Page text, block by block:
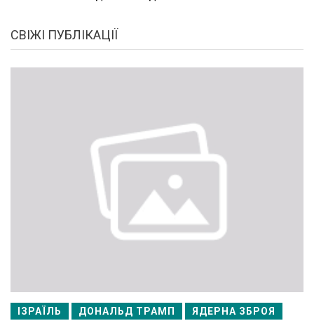
СВІЖІ ПУБЛІКАЦІЇ
ІЗРАЇЛЬ ДОНАЛЬД ТРАМП ЯДЕРНА ЗБРОЯ